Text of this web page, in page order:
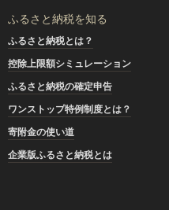
ふるさと納税を知る
ふるさと納税とは？
控除上限額シミュレーション
ふるさと納税の確定申告
ワンストップ特例制度とは？
寄附金の使い道
企業版ふるさと納税とは